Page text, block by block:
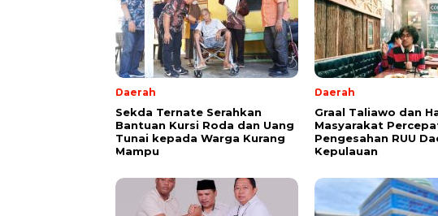
Daerah
Sekda Ternate Serahkan
Bantuan Kursi Roda dan Uang
Tunai kepada Warga Kurang
Mampu
Daerah
Graal Taliawo dan
Masyarakat
Pengesahan RUU
Kepulauan